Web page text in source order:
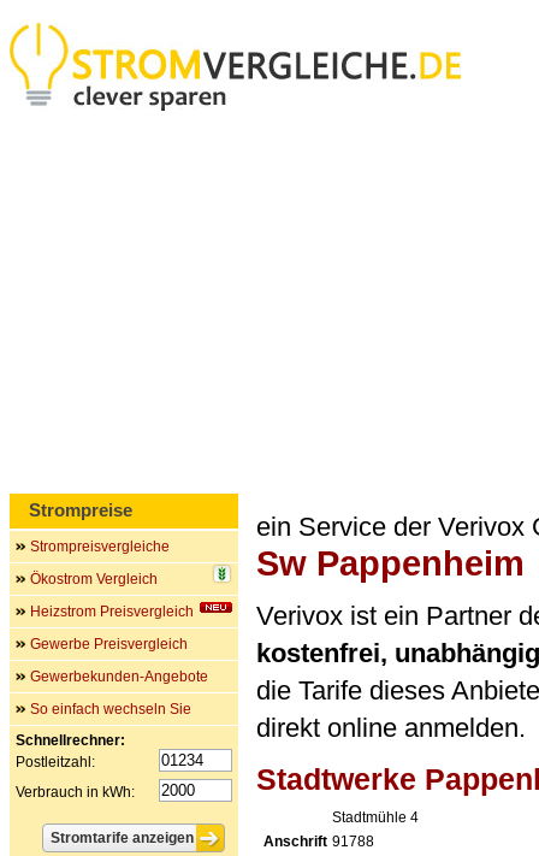
ein Service der Verivox
Sw Pappenheim
Verivox ist ein Partner
kostenfrei,
die Tarife dieses
direkt online anmelden.
Stadtwerke
Anschrift
Stadtmühle 4
91788
Strompreise
Strompreisvergleiche
Ökostrom Vergleich
Heizstrom Preisvergleich
Gewerbe Preisvergleich
Gewerbekunden-Angebote
So einfach wechseln Sie
Schnellrechner:
Postleitzahl:
Verbrauch in kWh: